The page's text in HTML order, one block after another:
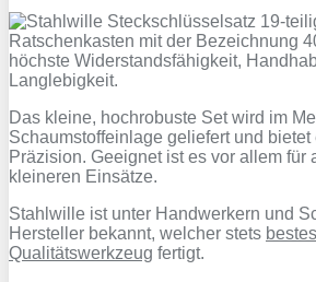
Ratschenkasten mit der Bezeichnung
höchste Widerstandsfähigkeit,
Langlebigkeit.
Das kleine, hochrobuste Set wird im
Schaumstoffeinlage geliefert und
Präzision. Geeignet ist es vor allem für
kleineren Einsätze.
Stahlwille ist unter Handwerkern und
Hersteller bekannt, welcher stets
Qualitätswerkzeug fertigt.